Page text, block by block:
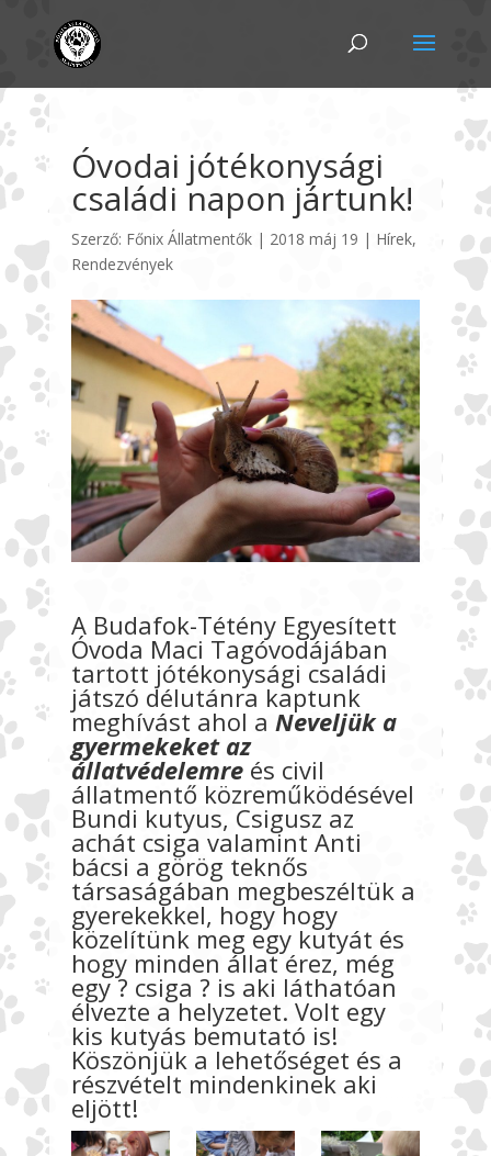
Óvodai jótékonysági
családi napon jártunk!
Szerző: Főnix Állatmentők| 2018 máj 19 | Hírek,
Rendezvények
A Budafok-Tétény Egyesített
Óvoda Maci Tagóvodájában
tartott jótékonysági családi
játszó délutánra kaptunk
meghívást ahol a Neveljük a
gyermekeket az
állatvédelemreés civil
állatmentő közreműködésével
Bundi kutyus, Csigusz az
achát csiga valamint Anti
bácsi a görög teknős
társaságában megbeszéltük a
gyerekekkel, hogy hogy
közelítünk meg egy kutyát és
hogy minden állat érez, még
egy ? csiga ? is aki láthatóan
élvezte a helyzetet. Volt egy
kis kutyás bemutató is!
Köszönjük a lehetőséget és a
részvételt mindenkinek aki
eljött!